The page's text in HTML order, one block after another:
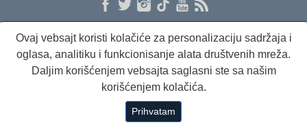
O nama Proizvodi i usluge Politika privatnosti Kontakt RSS
Dnevni evropski servis
Copyright © 1994 - 2026 Beta Press d.o.o.
Ovaj vebsajt koristi kolačiće za personalizaciju sadržaja i
oglasa, analitiku i funkcionisanje alata društvenih mreža.
Daljim korišćenjem vebsajta saglasni ste sa našim
korišćenjem kolačića.
Prihvatam